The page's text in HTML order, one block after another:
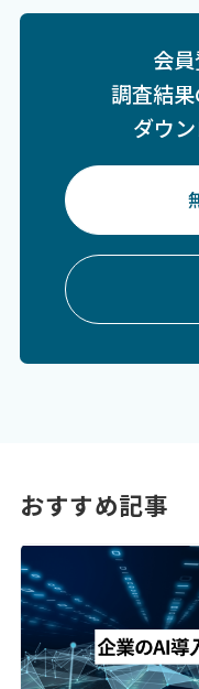
会員
調査結
ダウン
おすすめ記事